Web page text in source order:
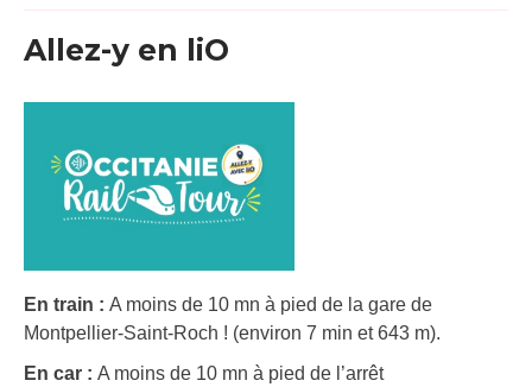
Allez-y en liO
En train : A moins de 10 mn à pied de la gare de
Montpellier-Saint-Roch ! (environ 7 min et 643 m).
En car : A moins de 10 mn à pied de l’arrêt